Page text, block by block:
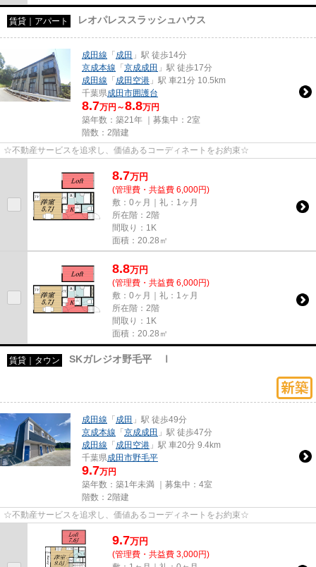
賃貸｜アパート レオパレススラッシュハウス
成田線 「成田 」駅 徒歩14分
京成本線 「京成成田 」駅 徒歩17分
成田線 「成田空港 」駅 車21分 10.5km
千葉県成田市囲護台
8.7万円～8.8万円
築年数：築21年 ｜募集中： 2室
階数：2階建
☆不動産サービスを追求し、価値あるコーディネートをお約束☆
8.7万円
(管理費・共益費 6,000円)
敷：0ヶ月｜礼：1ヶ月
所在階：2階
間取り：1K
面積：20.28㎡
8.8万円
(管理費・共益費 6,000円)
敷：0ヶ月｜礼：1ヶ月
所在階：2階
間取り：1K
面積：20.28㎡
賃貸｜タウン SKガレジオ野毛平 Ⅰ
成田線 「成田 」駅 徒歩49分
京成本線 「京成成田 」駅 徒歩47分
成田線 「成田空港 」駅 車20分 9.4km
千葉県成田市野毛平
9.7万円
築年数：築1年未満 ｜募集中： 4室
階数：2階建
☆不動産サービスを追求し、価値あるコーディネートをお約束☆
9.7万円
(管理費・共益費 3,000円)